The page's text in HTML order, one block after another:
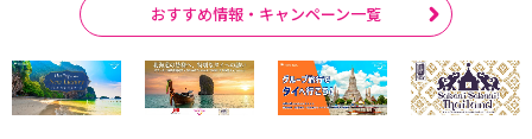
おすすめ情報・キャンペーン一覧